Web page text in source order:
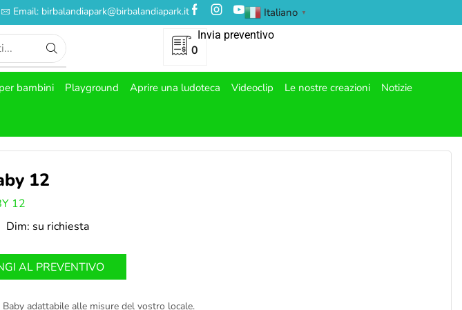
Email: birbalandiapark@birbalandiapark.it Italiano ▼
0
Invia preventivo
bambini Playground Aprire una ludoteca Videoclip Le nostre creazioni Notizie
12
12
Dim: su richiesta
AL PREVENTIVO
adattabile alle misure del vostro locale.